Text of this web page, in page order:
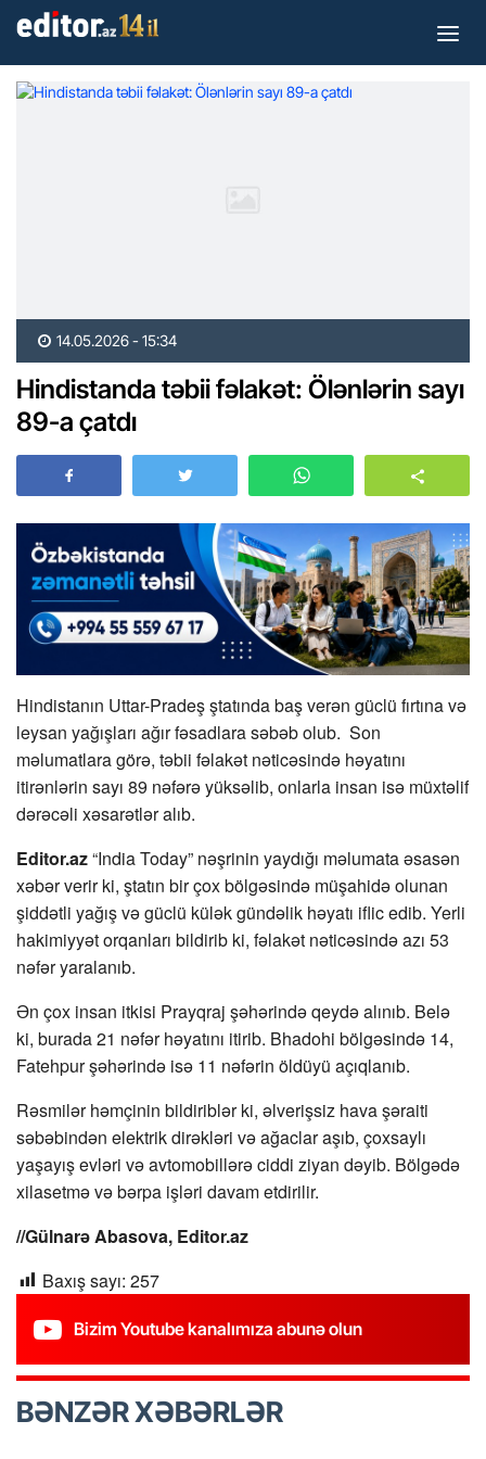
14.05.2026 - 15:34
Hindistanda təbii fəlakət: Ölənlərin sayı
89-a çatdı
Hindistanın Uttar-Pradeş ştatında baş verən güclü fırtına və
leysan yağışları ağır fəsadlara səbəb olub. Son
məlumatlara görə, təbii fəlakət nəticəsində həyatını
itirənlərin sayı 89 nəfərə yüksəlib, onlarla insan isə müxtəlif
dərəcəli xəsarətlər alıb.
Editor.az“India Today” nəşrinin yaydığı məlumata əsasən
xəbər verir ki, ştatın bir çox bölgəsində müşahidə olunan
şiddətli yağış və güclü külək gündəlik həyatı iflic edib. Yerli
hakimiyyət orqanları bildirib ki, fəlakət nəticəsində azı 53
nəfər yaralanıb.
Ən çox insan itkisi Prayqraj şəhərində qeydə alınıb. Belə
ki, burada 21 nəfər həyatını itirib. Bhadohi bölgəsində 14,
Fatehpur şəhərində isə 11 nəfərin öldüyü açıqlanıb.
Rəsmilər həmçinin bildiriblər ki, əlverişsiz hava şəraiti
səbəbindən elektrik dirəkləri və ağaclar aşıb, çoxsaylı
yaşayış evləri və avtomobillərə ciddi ziyan dəyib. Bölgədə
xilasetmə və bərpa işləri davam etdirilir.
//Gülnarə Abasova, Editor.az
Baxış sayı: 257
Bizim Youtube kanalımıza abunə olun
BƏNZƏR XƏBƏRLƏR